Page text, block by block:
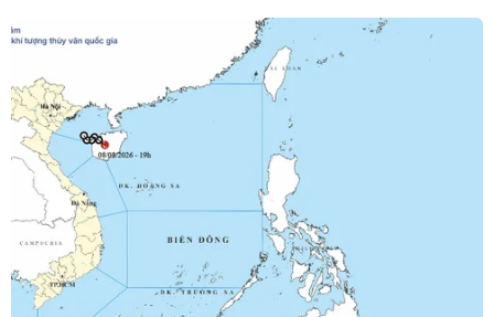
Nâng cảnh báo cháy rừng cấp cực kỳ nguy
hiểm tại Vườn chim Bạc Liêu
07/04/2024 11:35